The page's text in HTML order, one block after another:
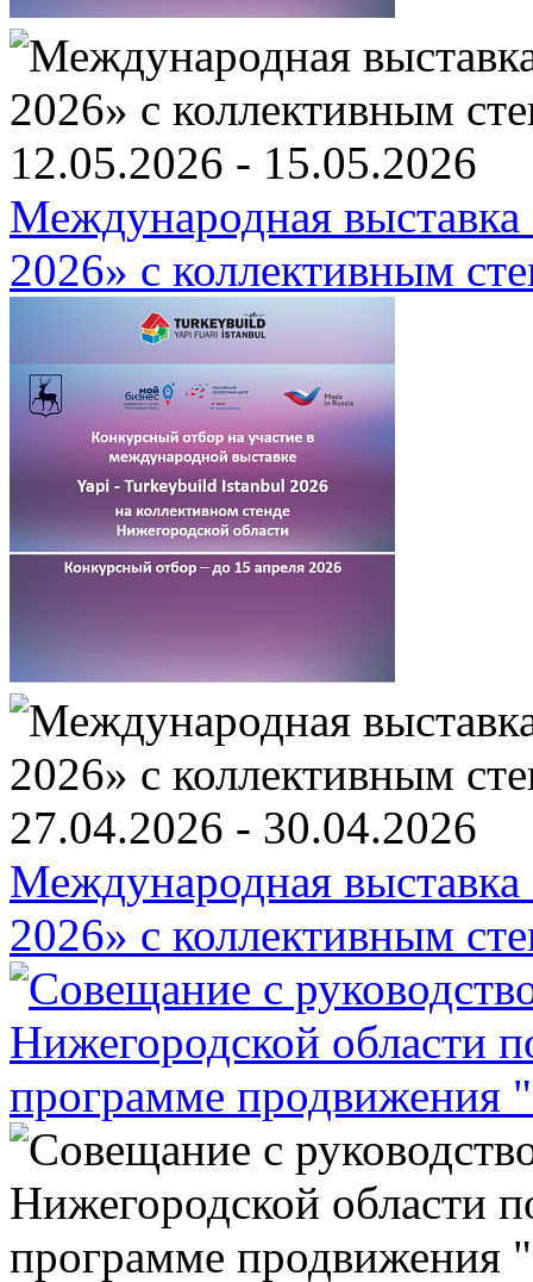
12.05.2026 - 15.05.2026
Международная
2026» c коллективным
27.04.2026 - 30.04.2026
Международная
2026» c коллективным